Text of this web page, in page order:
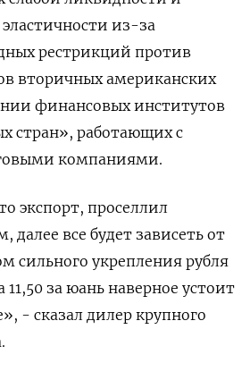
из-за
рестрикций против
вторичных американских
финансовых институтов
стран», работающих с
компаниями.
экспорт, проселлил
все будет зависеть от
сильного укрепления рубля
за юань наверное устоит
- сказал дилер крупного